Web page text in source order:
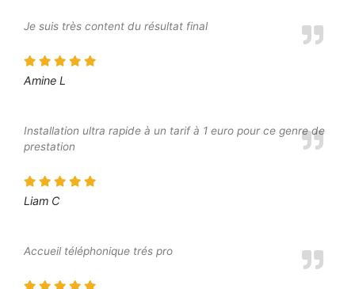
Je suis très content du résultat final
Amine L
Installation ultra rapide à un tarif à 1 euro pour ce genre de
prestation
Liam C
Accueil téléphonique trés pro